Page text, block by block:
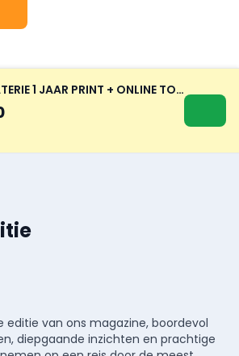
CHOCOLATERIE 1 JAAR PRINT + ONLINE TOEGANG TOT 4 FOODVAKBLADEN
editie van ons magazine, boordevol
diepgaande inzichten en prachtige